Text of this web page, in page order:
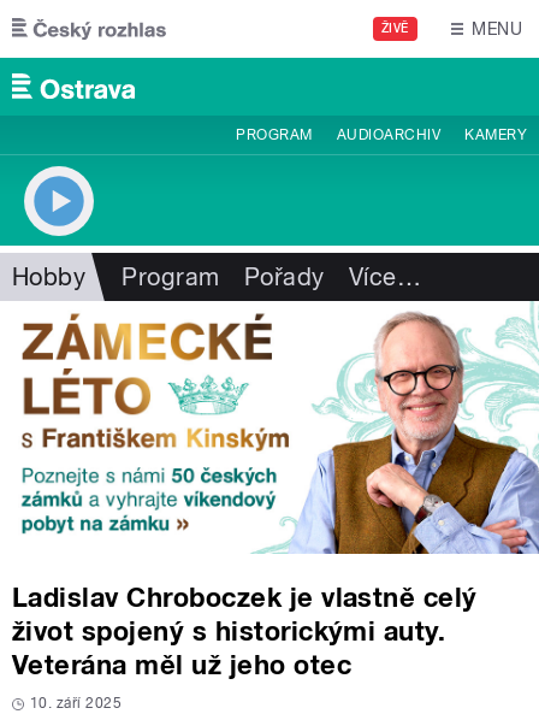
Přejít k hlavnímu obsahu
ŽIVĚ MENU
PROGRAM AUDIOARCHIV KAMERY
Hobby Program Pořady Více…
Ladislav Chroboczek je vlastně celý
život spojený s historickými auty.
Veterána měl už jeho otec
10. září 2025